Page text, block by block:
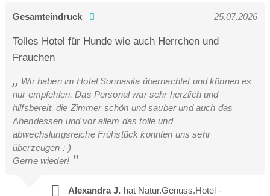
Gesamteindruck 25.07.2026
Tolles Hotel für Hunde wie auch Herrchen und
Frauchen
Wir haben im Hotel Sonnasita übernachtet und können es
nur empfehlen. Das Personal war sehr herzlich und
hilfsbereit, die Zimmer schön und sauber und auch das
Abendessen und vor allem das tolle und
abwechslungsreiche Frühstück konnten uns sehr
überzeugen :-)
Gerne wieder!
Alexandra J. hat Natur.Genuss.Hotel -